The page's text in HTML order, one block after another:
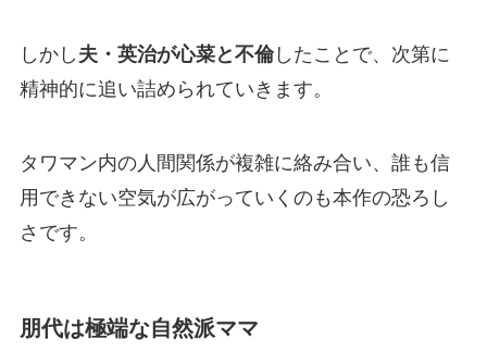
しかし 夫・英治が心菜と不倫したことで、次第に
精神的に追い詰められていきます。
タワマン内の人間関係が複雑に絡み合い、誰も信
用できない空気が広がっていくのも本作の恐ろし
さです。
朋代は極端な自然派ママ